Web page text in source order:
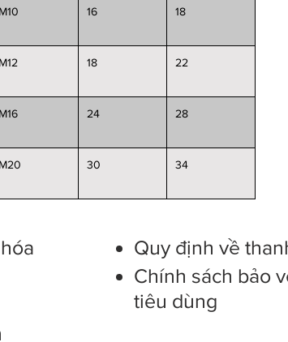
M10 16 18
M12 18 22
M16 24 28
M20 30 34
Quy định về
Chính sách bảo
tiêu dùng